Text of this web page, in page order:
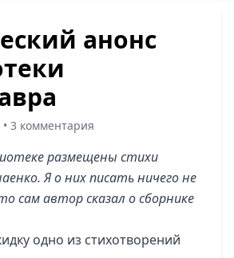
анонс
3 комментария
размещены стихи
Я о них писать ничего не
сам автор сказал о сборнике
одно из стихотворений